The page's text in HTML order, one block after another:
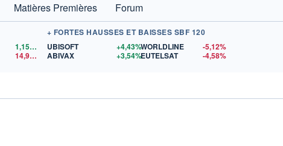
Matières Premières
Forum
1,1559
$US
14,90$US
+ FORTES HAUSSES ET BAISSES SBF 120
UBISOFT
+4,43%
ABIVAX
+3,54%
WORLDLINE
-5,12%
EUTELSAT
-4,58%